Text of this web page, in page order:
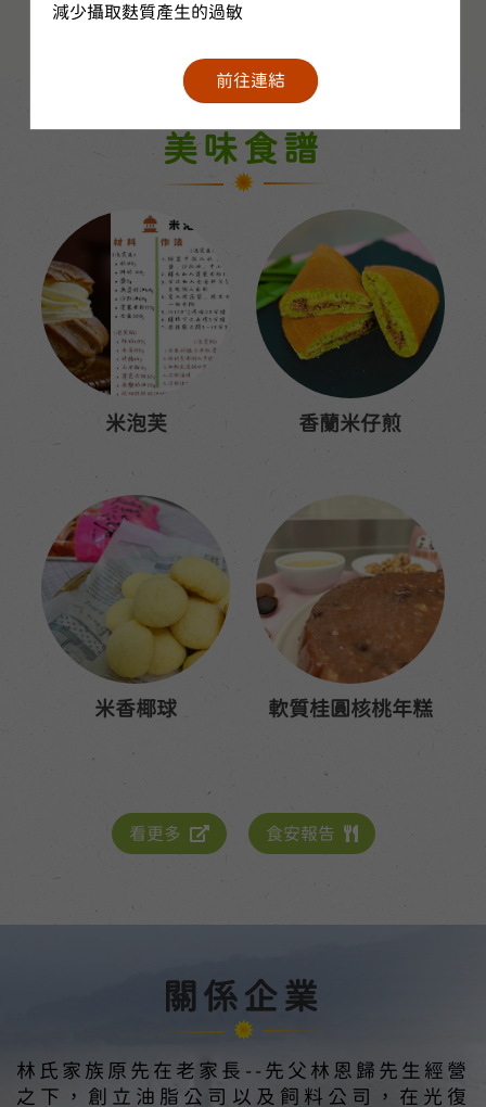
減少攝取麩質產生的過敏
前往連結
萊米粉
美味食譜
米泡芙 香蘭米仔煎
米香椰球 軟質桂圓核桃年糕
看更多 食安報告
關係企業
林氏家族原先在老家長--先父林恩歸先生經營
之下，創立油脂公司以及飼料公司，在光復